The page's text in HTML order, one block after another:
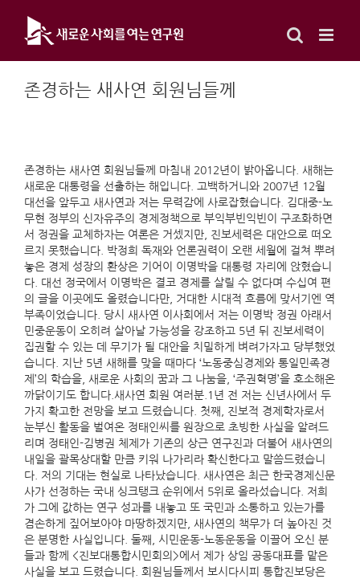
content
존경하는 새사연 회원님들께
존경하는 새사연 회원님들께 마침내 2012년이 밝아옵니다. 새해는
새로운 대통령을 선출하는 해입니다. 고백하거니와 2007년 12월
대선을 앞두고 새사연과 저는 무력감에 사로잡혔습니다. 김대중-노
무현 정부의 신자유주의 경제정책으로 부익부빈익빈이 구조화하면
서 정권을 교체하자는 여론은 거셌지만, 진보세력은 대안으로 떠오
르지 못했습니다. 박정희 독재와 언론권력이 오랜 세월에 걸쳐 뿌려
놓은 경제 성장의 환상은 기어이 이명박을 대통령 자리에 앉혔습니
다. 대선 정국에서 이명박은 결코 경제를 살릴 수 없다며 수십여 편
의 글을 이곳에도 올렸습니다만, 거대한 시대적 흐름에 맞서기엔 역
부족이었습니다. 당시 새사연 이사회에서 저는 이명박 정권 아래서
민중운동이 오히려 살아날 가능성을 강조하고 5년 뒤 진보세력이
집권할 수 있는 데 무기가 될 대안을 치밀하게 벼려가자고 당부했었
습니다. 지난 5년 새해를 맞을 때마다 ‘노동중심경제와 통일민족경
제’의 학습을, 새로운 사회의 꿈과 그 나눔을, ‘주권혁명’을 호소해온
까닭이기도 합니다.새사연 회원 여러분.1년 전 저는 신년사에서 두
가지 확고한 전망을 보고 드렸습니다. 첫째, 진보적 경제학자로서
눈부신 활동을 벌여온 정태인씨를 원장으로 초빙한 사실을 알려드
리며 정태인-김병권 체제가 기존의 상근 연구진과 더불어 새사연의
내일을 괄목상대할 만큼 키워 나가리라 확신한다고 말씀드렸습니
다. 저의 기대는 현실로 나타났습니다. 새사연은 최근 한국경제신문
사가 선정하는 국내 싱크탱크 순위에서 5위로 올라섰습니다. 저희
가 그에 값하는 연구 성과를 내놓고 또 국민과 소통하고 있는가를
겸손하게 짚어보아야 마땅하겠지만, 새사연의 책무가 더 높아진 것
은 분명한 사실입니다. 둘째, 시민운동-노동운동을 이끌어 오신 분
들과 함께 <진보대통합시민회의>에서 제가 상임 공동대표를 맡은
사실을 보고 드렸습니다. 회원님들께서 보시다시피 통합진보당은